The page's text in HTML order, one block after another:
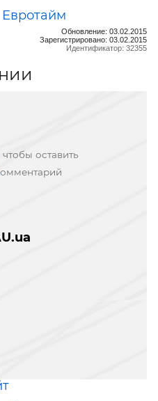
Евротайм
Обновление: 03.02.2015
Зарегистрировано: 03.02.2015
Идентификатор: 32355
чтобы оставить